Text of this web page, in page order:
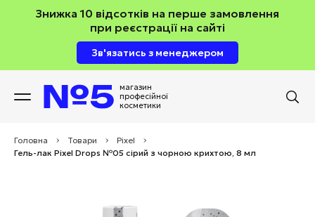
Знижка 10 відсотків на перше замовлення
при реєстрації на сайті
Зв'язатись з менеджером
магазин
професійної
косметики
Головна > Товари > Pixel
>
Гель-лак Pixel Drops №05 сірий з чорною крихтою, 8 мл